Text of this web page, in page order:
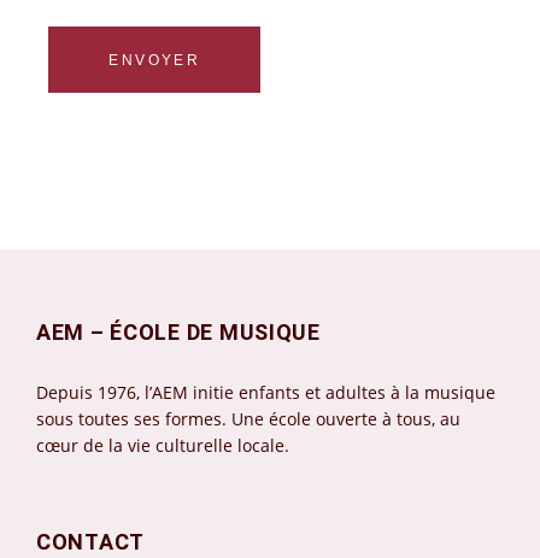
ENVOYER
AEM – ÉCOLE DE MUSIQUE
Depuis 1976, l’AEM initie enfants et adultes à la musique
sous toutes ses formes. Une école ouverte à tous, au
cœur de la vie culturelle locale.
CONTACT